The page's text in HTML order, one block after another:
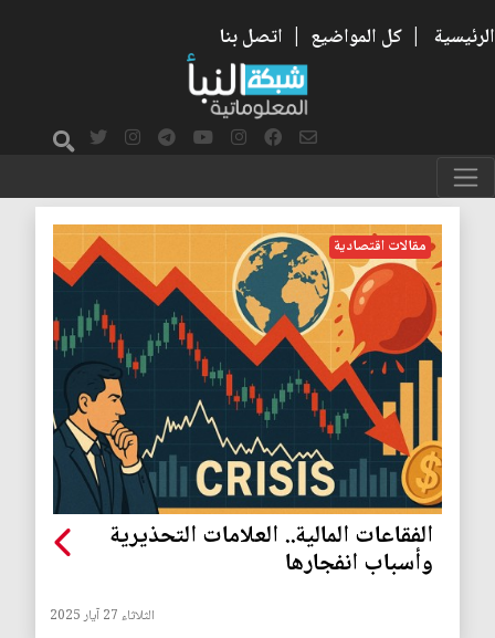
الرئيسية | كل المواضيع | اتصل بنا
مضاربات
مقالات اقتصادية
الفقاعات المالية.. العلامات التحذيرية
وأسباب انفجارها
الثلاثاء 27 آيار 2025